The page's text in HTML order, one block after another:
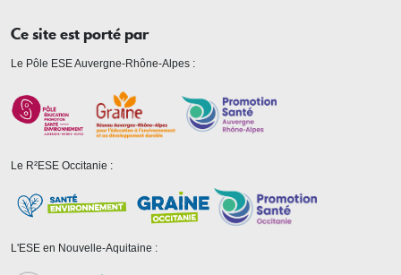
Ce site est porté par
Le Pôle ESE Auvergne-Rhône-Alpes :
Le R²ESE Occitanie :
L'ESE en Nouvelle-Aquitaine :